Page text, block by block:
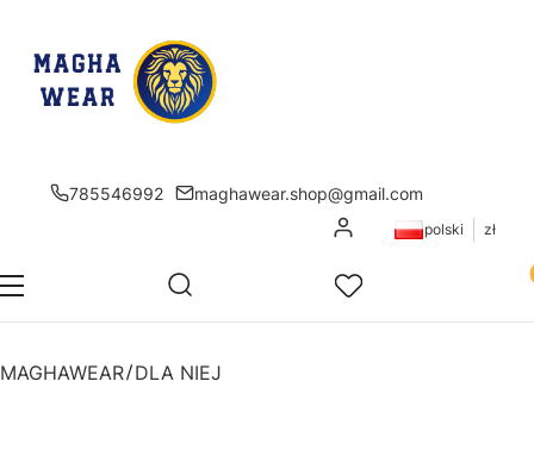
785546992
maghawear.shop@gmail.com
Zaloguj siępolski zł
Menu Otwórz wyszukiwarkę
Szukaj Ulubione
MAGHAWEAR DLA NIEJ